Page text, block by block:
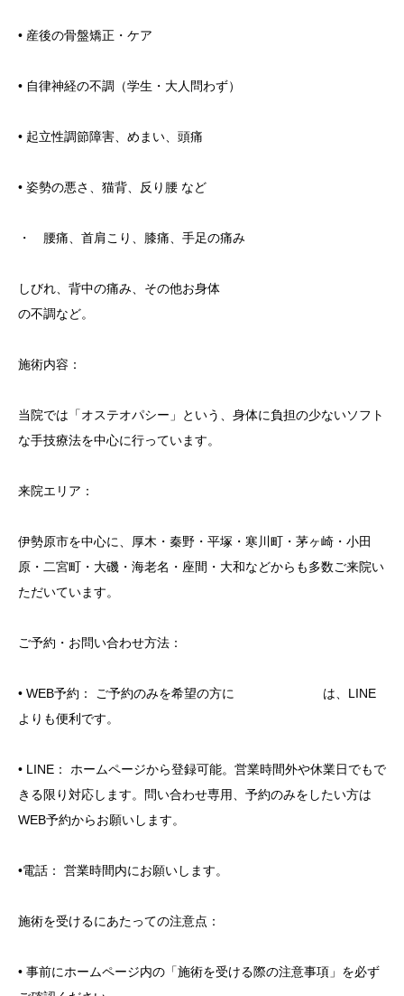
• 産後の骨盤矯正・ケア
• 自律神経の不調（学生・大人問わず）
• 起立性調節障害、めまい、頭痛
• 姿勢の悪さ、猫背、反り腰 など
・ 腰痛、首肩こり、膝痛、手足の痛み
しびれ、背中の痛み、その他お身体
の不調など。
施術内容：
当院では「オステオパシー」という、身体に負担の少ないソフト
な手技療法を中心に行っています。
来院エリア：
伊勢原市を中心に、厚木・秦野・平塚・寒川町・茅ヶ崎・小田
原・二宮町・大磯・海老名・座間・大和などからも多数ご来院い
ただいています。
ご予約・お問い合わせ方法：
• WEB予約： ご予約のみを希望の方に は、LINE
よりも便利です。
• LINE： ホームページから登録可能。営業時間外や休業日でもで
きる限り対応します。問い合わせ専用、予約のみをしたい方は
WEB予約からお願いします。
•電話： 営業時間内にお願いします。
施術を受けるにあたっての注意点：
• 事前にホームページ内の「施術を受ける際の注意事項」を必ず